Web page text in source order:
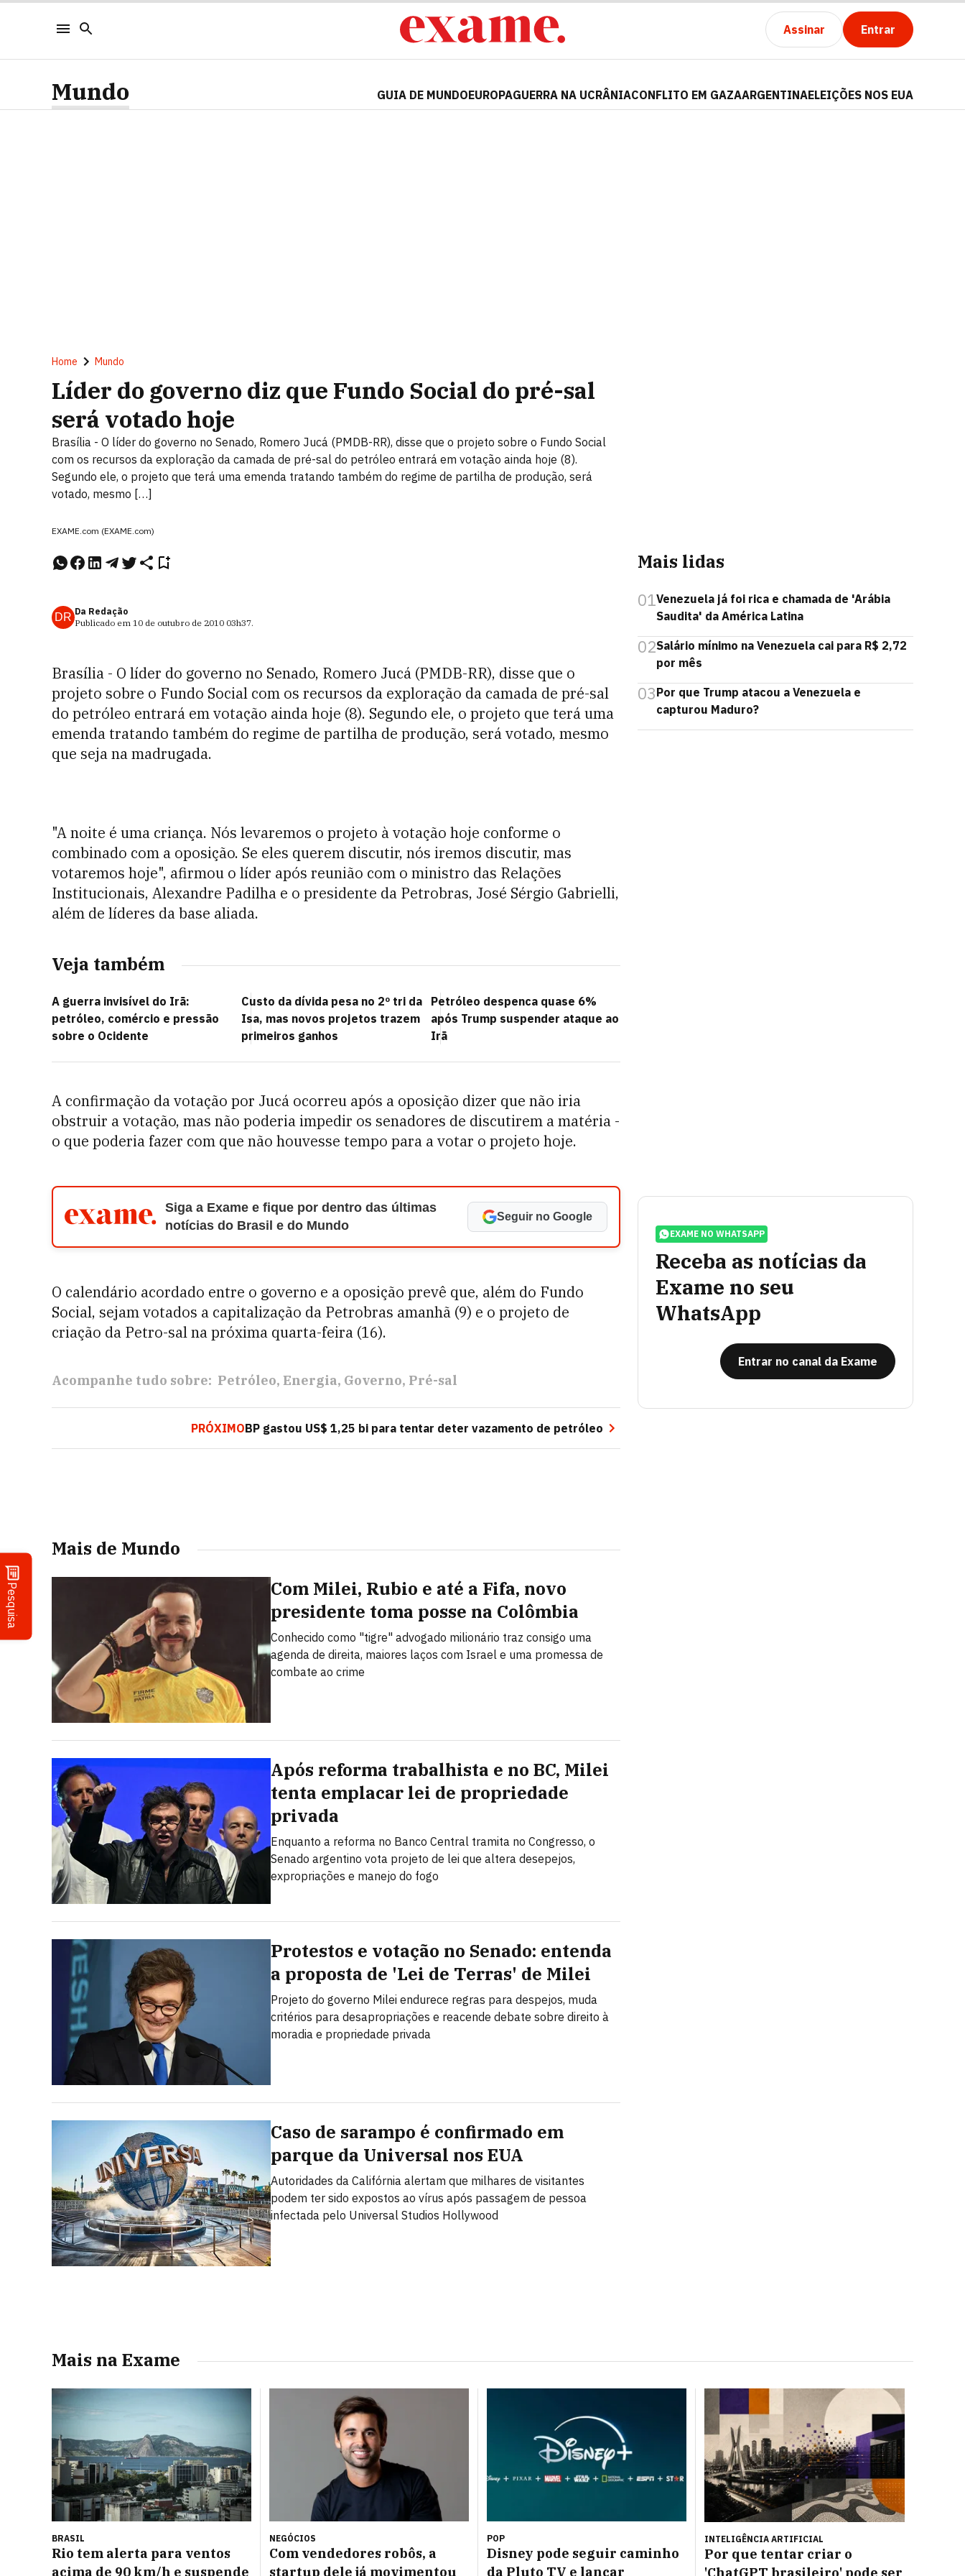
Assinar Entrar
Pesquisa
Mundo GUIA DE MUNDOEUROPAGUERRA NA UCRÂNIACONFLITO EM GAZAARGENTINAELEIÇÕES NOS EUA
Home Mundo
Líder do governo diz que Fundo Social do pré-sal
será votado hoje
Brasília - O líder do governo no Senado, Romero Jucá (PMDB-RR), disse que o projeto sobre o Fundo Social
com os recursos da exploração da camada de pré-sal do petróleo entrará em votação ainda hoje (8).
Segundo ele, o projeto que terá uma emenda tratando também do regime de partilha de produção, será
votado, mesmo […]
EXAME.com (EXAME.com)
DR Da Redação
Publicado em 10 de outubro de 2010 03h37.
Brasília - O líder do governo no Senado, Romero Jucá (PMDB-RR), disse que o
projeto sobre o Fundo Social com os recursos da exploração da camada de pré-sal
do petróleo entrará em votação ainda hoje (8). Segundo ele, o projeto que terá uma
emenda tratando também do regime de partilha de produção, será votado, mesmo
que seja na madrugada.
"A noite é uma criança. Nós levaremos o projeto à votação hoje conforme o
combinado com a oposição. Se eles querem discutir, nós iremos discutir, mas
votaremos hoje", afirmou o líder após reunião com o ministro das Relações
Institucionais, Alexandre Padilha e o presidente da Petrobras, José Sérgio Gabrielli,
além de líderes da base aliada.
Veja também
A guerra invisível do Irã:
petróleo, comércio e pressão
sobre o Ocidente
Custo da dívida pesa no 2º tri da
Isa, mas novos projetos trazem
primeiros ganhos
Petróleo despenca quase 6%
após Trump suspender ataque ao
Irã
A confirmação da votação por Jucá ocorreu após a oposição dizer que não iria
obstruir a votação, mas não poderia impedir os senadores de discutirem a matéria -
o que poderia fazer com que não houvesse tempo para a votar o projeto hoje.
Siga a Exame e fique por dentro das últimas
notícias do Brasil e do Mundo
Seguir no Google
O calendário acordado entre o governo e a oposição prevê que, além do Fundo
Social, sejam votados a capitalização da Petrobras amanhã (9) e o projeto de
criação da Petro-sal na próxima quarta-feira (16).
Acompanhe tudo sobre: Petróleo Energia Governo Pré-sal
PRÓXIMOBP gastou US$ 1,25 bi para tentar deter vazamento de petróleo
Mais de Mundo
Com Milei, Rubio e até a Fifa, novo
presidente toma posse na Colômbia
Conhecido como "tigre" advogado milionário traz consigo uma
agenda de direita, maiores laços com Israel e uma promessa de
combate ao crime
Após reforma trabalhista e no BC, Milei
tenta emplacar lei de propriedade
privada
Enquanto a reforma no Banco Central tramita no Congresso, o
Senado argentino vota projeto de lei que altera desepejos,
expropriações e manejo do fogo
Protestos e votação no Senado: entenda
a proposta de 'Lei de Terras' de Milei
Projeto do governo Milei endurece regras para despejos, muda
critérios para desapropriações e reacende debate sobre direito à
moradia e propriedade privada
Caso de sarampo é confirmado em
parque da Universal nos EUA
Autoridades da Califórnia alertam que milhares de visitantes
podem ter sido expostos ao vírus após passagem de pessoa
infectada pelo Universal Studios Hollywood
Mais lidas
01Venezuela já foi rica e chamada de 'Arábia
Saudita' da América Latina
02Salário mínimo na Venezuela cai para R$ 2,72
por mês
03Por que Trump atacou a Venezuela e
capturou Maduro?
EXAME NO WHATSAPP
Receba as notícias da
Exame no seu
WhatsApp
Entrar no canal da Exame
Mais na Exame
BRASIL
Rio tem alerta para ventos
acima de 90 km/h e suspende
NEGÓCIOS
Com vendedores robôs, a
startup dele já movimentou
POP
Disney pode seguir caminho
da Pluto TV e lançar
INTELIGÊNCIA ARTIFICIAL
Por que tentar criar o